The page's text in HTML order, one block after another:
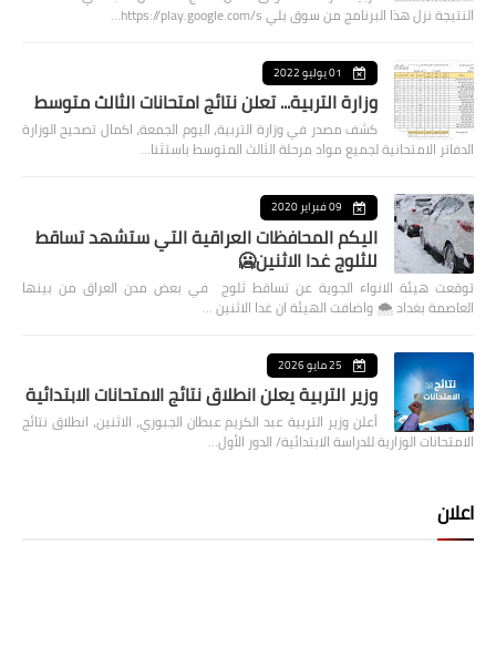
النتيجة نزل هذا البرنامج من سوق بلي https://play.google.com/s…
01 يوليو 2022
وزارة التربية... تعلن نتائج امتحانات الثالث متوسط
كشف مصدر في وزارة التربية، اليوم الجمعة، اكمال تصحيح الوزارة
الدفاتر الامتحانية لجميع مواد مرحلة الثالث المتوسط باستثنا…
09 فبراير 2020
اليكم المحافظات العراقية التي ستشهد تساقط
للثلوج غدا الاثنين🥶
توقعت هيئة الانواء الجوية عن تساقط ثلوج في بعض مدن العراق من بينها
العاصمة بغداد ⁦🌨️⁩ واضافت الهيئة ان غدا الاثنين …
25 مايو 2026
وزير التربية يعلن انطلاق نتائج الامتحانات الابتدائية
أعلن وزير التربية عبد الكريم عبطان الجبوري، الاثنين، انطلاق نتائج
الامتحانات الوزارية للدراسة الابتدائية/ الدور الأول…
اعلان